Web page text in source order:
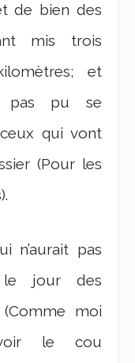
de bien des
mis trois
et
pas pu se
qui vont
(Pour les
n’aurait pas
le jour des
moi
le cou